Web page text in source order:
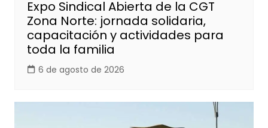
Expo Sindical Abierta de la CGT
Zona Norte: jornada solidaria,
capacitación y actividades para
toda la familia
6 de agosto de 2026